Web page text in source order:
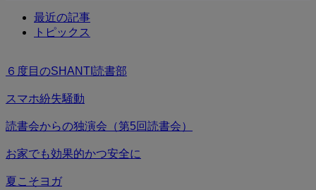
最近の記事
トピックス
６度目のSHANTI読書部
スマホ紛失騒動
読書会からの独演会（第5回読書会）
お家でも効果的かつ安全に
夏こそヨガ